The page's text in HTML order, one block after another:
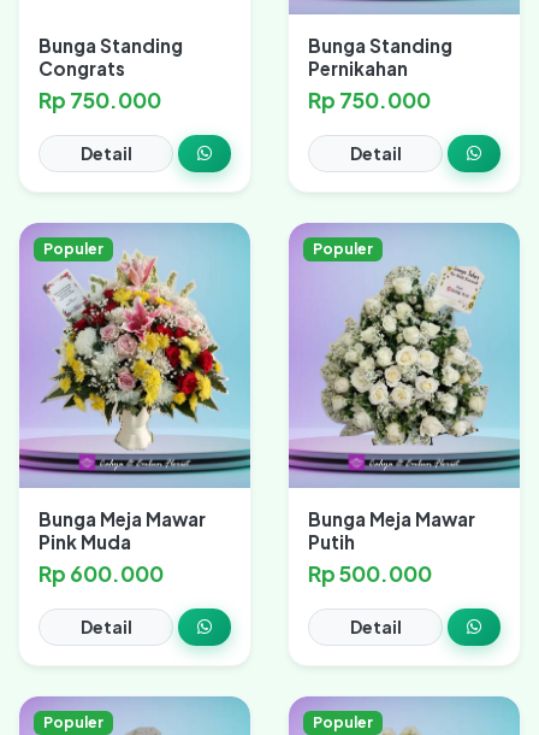
Bunga Standing
Congrats
Rp 750.000
Detail
Bunga Standing
Pernikahan
Rp 750.000
Detail
Populer
Bunga Meja Mawar
Pink Muda
Rp 600.000
Detail
Populer
Bunga Meja Mawar
Putih
Rp 500.000
Detail
Populer Populer